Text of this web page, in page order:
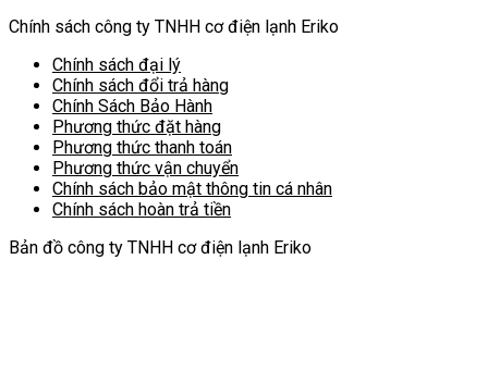
Chính sách công ty TNHH cơ điện lạnh Eriko
Chính sách đại lý
Chính sách đổi trả hàng
Chính Sách Bảo Hành
Phương thức đặt hàng
Phương thức thanh toán
Phương thức vận chuyển
Chính sách bảo mật thông tin cá nhân
Chính sách hoàn trả tiền
Bản đồ công ty TNHH cơ điện lạnh Eriko